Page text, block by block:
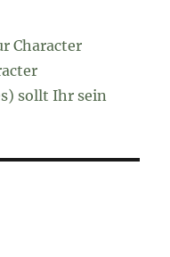
Character
sollt Ihr sein